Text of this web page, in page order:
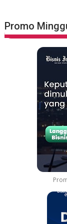
t
s
Promo